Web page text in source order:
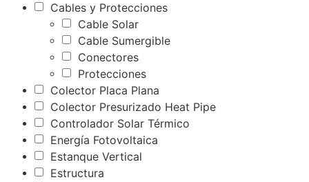
Cables y Protecciones
Cable Solar
Cable Sumergible
Conectores
Protecciones
Colector Placa Plana
Colector Presurizado Heat Pipe
Controlador Solar Térmico
Energía Fotovoltaica
Estanque Vertical
Estructura